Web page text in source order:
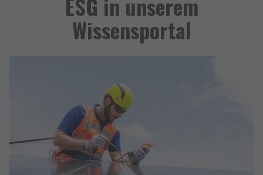
ESG in unserem
Wissensportal